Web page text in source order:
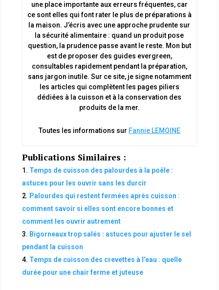
une place importante aux erreurs fréquentes, car
ce sont elles qui font rater le plus de préparations à
la maison. J’écris avec une approche prudente sur
la sécurité alimentaire : quand un produit pose
question, la prudence passe avant le reste. Mon but
est de proposer des guides evergreen,
consultables rapidement pendant la préparation,
sans jargon inutile. Sur ce site, je signe notamment
les articles qui complètent les pages piliers
dédiées à la cuisson et à la conservation des
produits de la mer.
Toutes les informations sur Fannie LEMOINE
Publications Similaires :
Temps de cuisson des palourdes à la poêle :
astuces pour les ouvrir sans les durcir
Palourdes qui restent fermées après cuisson :
comment savoir si elles sont encore bonnes et
comment les ouvrir autrement
Bigorneaux trop salés : astuces pour ajuster le sel
pendant la cuisson
Temps de cuisson des crevettes à l’eau : quelle
durée pour une chair ferme et juteuse